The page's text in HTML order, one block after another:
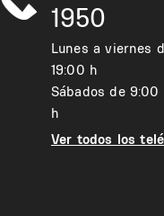
1950
Lunes a viernes
19:00 h
Sábados de 9:00
h
Ver todos los